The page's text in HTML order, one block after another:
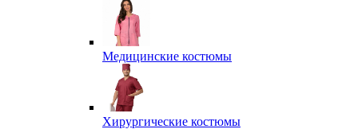
Медицинские костюмы
Хирургические костюмы